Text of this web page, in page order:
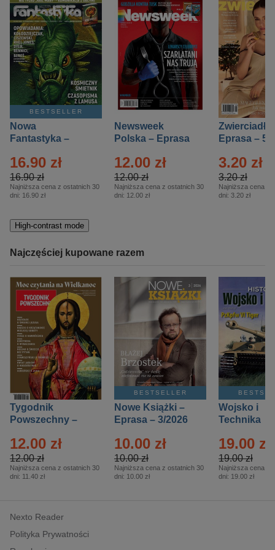
BESTSELLER
Nowa
Fantastyka –
16.90 zł
16.90 zł
Najniższa cena z ostatnich 30
dni: 16.90 zł
Newsweek
Polska – Eprasa
12.00 zł
12.00 zł
Najniższa cena z ostatnich 30
dni: 12.00 zł
Zwierciadło
Eprasa – 5/
3.20 zł
3.20 zł
Najniższa cena z
dni: 3.20 zł
High-contrast mode
Najczęściej kupowane razem
Tygodnik
Powszechny –
12.00 zł
12.00 zł
Najniższa cena z ostatnich 30
dni: 11.40 zł
BESTSELLER
Nowe Książki –
Eprasa – 3/2026
10.00 zł
10.00 zł
Najniższa cena z ostatnich 30
dni: 10.00 zł
Wojsko i
Technika
– 2/2026
19.00 zł
19.00 zł
Najniższa cena z
dni: 19.00 zł
Nexto Reader
Polityka Prywatności